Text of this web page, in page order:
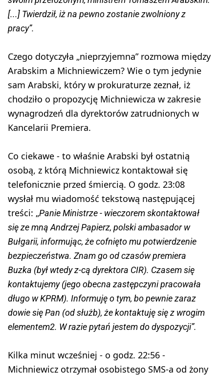
[...] Twierdził, iż na pewno zostanie zwolniony z
pracy”.
Czego dotyczyła „nieprzyjemna” rozmowa między
Arabskim a Michniewiczem? Wie o tym jedynie
sam Arabski, który w prokuraturze zeznał, iż
chodziło o propozycję Michniewicza w zakresie
wynagrodzeń dla dyrektorów zatrudnionych w
Kancelarii Premiera.
Co ciekawe - to właśnie Arabski był ostatnią
osobą, z którą Michniewicz kontaktował się
telefonicznie przed śmiercią. O godz. 23:08
wysłał mu wiadomość tekstową następującej
treści: „Panie Ministrze - wieczorem skontaktował
się ze mną Andrzej Papierz, polski ambasador w
Bułgarii, informując, że cofnięto mu potwierdzenie
bezpieczeństwa. Znam go od czasów premiera
Buzka (był wtedy z-cą dyrektora CIR). Czasem się
kontaktujemy (jego obecna zastępczyni pracowała
długo w KPRM). Informuję o tym, bo pewnie zaraz
dowie się Pan (od służb), że kontaktuję się z wrogim
elementem2. W razie pytań jestem do dyspozycji”.
Kilka minut wcześniej - o godz. 22:56 -
Michniewicz otrzymał osobistego SMS-a od żony